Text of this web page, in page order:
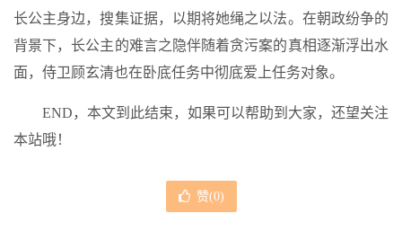
长公主身边，搜集证据，以期将她绳之以法。在朝政纷争的
背景下，长公主的难言之隐伴随着贪污案的真相逐渐浮出水
面，侍卫顾玄清也在卧底任务中彻底爱上任务对象。
END，本文到此结束，如果可以帮助到大家，还望关注
本站哦！
赞(0)